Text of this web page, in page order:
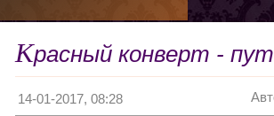
Красный конверт -
14-01-2017, 08:28